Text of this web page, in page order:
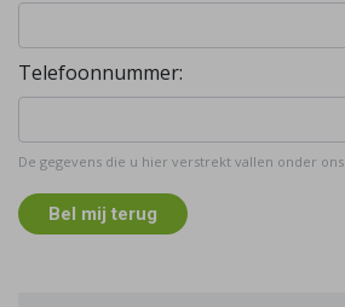
Telefoonnummer:
De gegevens die u hier verstrekt vallen onder ons
Bel mij terug